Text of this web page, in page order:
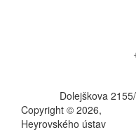
Dolejškova
Copyright © 2026,
Heyrovského ústav